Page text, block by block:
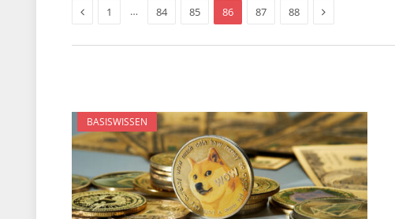
Previous
1 … 84 85 86 87 88 Next
BASISWISSEN